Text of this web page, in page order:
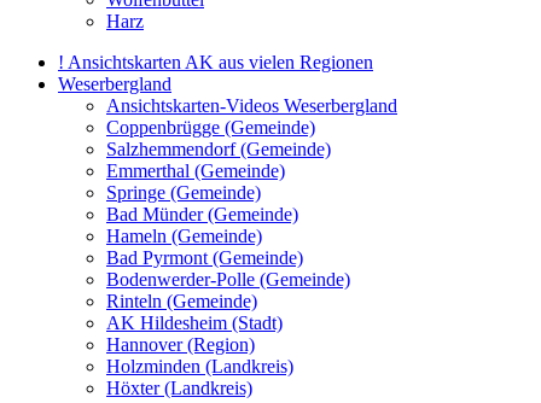
Harz
! Ansichtskarten AK aus vielen Regionen
Weserbergland
Ansichtskarten-Videos Weserbergland
Coppenbrügge (Gemeinde)
Salzhemmendorf (Gemeinde)
Emmerthal (Gemeinde)
Springe (Gemeinde)
Bad Münder (Gemeinde)
Hameln (Gemeinde)
Bad Pyrmont (Gemeinde)
Bodenwerder-Polle (Gemeinde)
Rinteln (Gemeinde)
AK Hildesheim (Stadt)
Hannover (Region)
Holzminden (Landkreis)
Höxter (Landkreis)